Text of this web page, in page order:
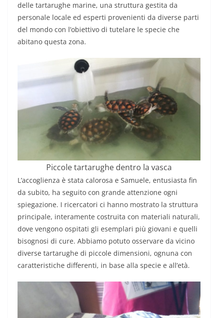
delle tartarughe marine, una struttura gestita da
personale locale ed esperti provenienti da diverse parti
del mondo con l’obiettivo di tutelare le specie che
abitano questa zona.
Piccole tartarughe dentro la vasca
L’accoglienza è stata calorosa e Samuele, entusiasta fin
da subito, ha seguito con grande attenzione ogni
spiegazione. I ricercatori ci hanno mostrato la struttura
principale, interamente costruita con materiali naturali,
dove vengono ospitati gli esemplari più giovani e quelli
bisognosi di cure. Abbiamo potuto osservare da vicino
diverse tartarughe di piccole dimensioni, ognuna con
caratteristiche differenti, in base alla specie e all’età.